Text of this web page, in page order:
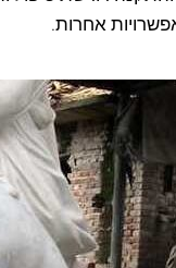
אחרות.